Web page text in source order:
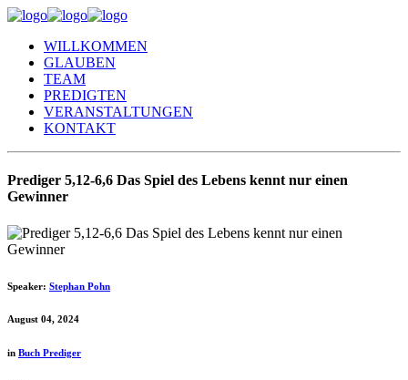
WILLKOMMEN
GLAUBEN
TEAM
PREDIGTEN
VERANSTALTUNGEN
KONTAKT
Prediger 5,12-6,6 Das Spiel des Lebens kennt nur einen
Gewinner
Speaker: Stephan Pohn
August 04, 2024
in Buch Prediger